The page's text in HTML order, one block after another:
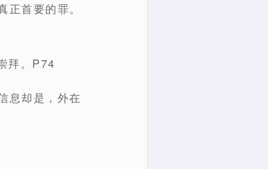
首要的罪。
拜。P74
息却是，外在